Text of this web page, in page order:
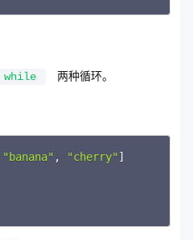
while 两种循环。
"banana" , "cherry" ]